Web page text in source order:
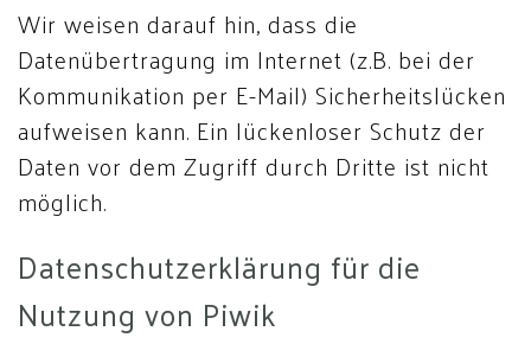
Wir weisen darauf hin, dass die
Datenübertragung im Internet (z.B. bei der
Kommunikation per E-Mail) Sicherheitslücken
aufweisen kann. Ein lückenloser Schutz der
Daten vor dem Zugriff durch Dritte ist nicht
möglich.
Datenschutzerklärung für die
Nutzung von Piwik